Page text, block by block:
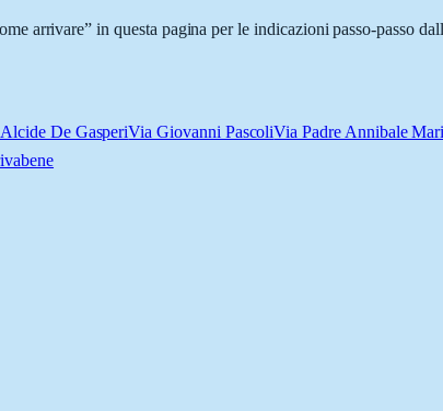
arrivare” in questa pagina per le indicazioni passo-passo
De GasperiVia Giovanni PascoliVia Padre Annibale